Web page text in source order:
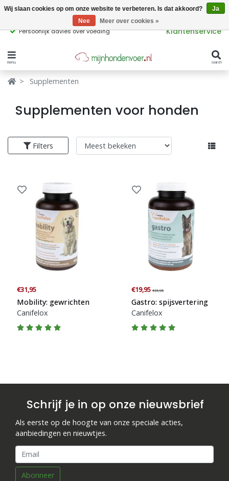
Persoonlijk advies over voeding Klantenservice
menu search
Verbergen
Kattenvoer
Snacks
Ingrediënten
Inloggen
Verbergen
glutenvrij hondenvoer graanvrij hondenvoer
Supplementen
Supplementen voor honden
Filters
€31,95
Mobility: gewrichten
Canifelox
€19,95 €31,95
Gastro: spijsvertering
Canifelox
Schrijf je in op onze nieuwsbrief
Als eerste op de hoogte van onze speciale acties,
aanbiedingen en nieuwtjes.
Abonneer
Wij slaan cookies op om onze website te verbeteren. Is dat akkoord?
Ja
Nee
Meer over cookies »